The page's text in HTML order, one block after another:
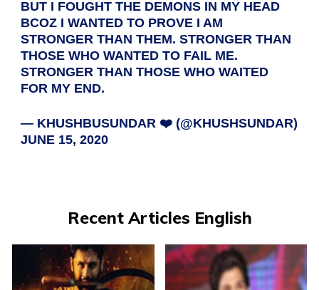
BUT I FOUGHT THE DEMONS IN MY HEAD
BCOZ I WANTED TO PROVE I AM
STRONGER THAN THEM. STRONGER THAN
THOSE WHO WANTED TO FAIL ME.
STRONGER THAN THOSE WHO WAITED
FOR MY END.
— KHUSHBUSUNDAR ❤️ (@KHUSHSUNDAR)
JUNE 15, 2020
Recent Articles English